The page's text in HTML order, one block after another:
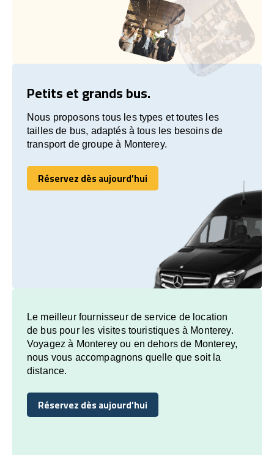
Petits et grands bus.
Nous proposons tous les types et toutes les
tailles de bus, adaptés à tous les besoins de
transport de groupe à Monterey.
Réservez dès aujourd’hui
Réservez dès aujourd’hui
Le meilleur fournisseur de service de location
de bus pour les visites touristiques à Monterey.
Voyagez à Monterey ou en dehors de Monterey,
nous vous accompagnons quelle que soit la
distance.
Réservez dès aujourd’hui
Réservez dès aujourd’hui